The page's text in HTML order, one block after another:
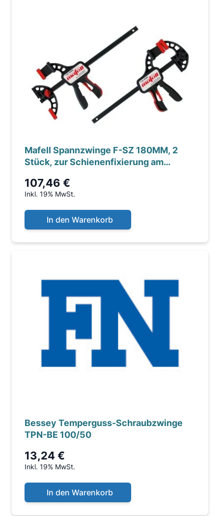
Mafell Spannzwinge F-SZ 180MM, 2
Stück, zur Schienenfixierung am
107,46 €
Inkl. 19% MwSt.
In den Warenkorb
Bessey Temperguss-Schraubzwinge
TPN-BE 100/50
13,24 €
Inkl. 19% MwSt.
In den Warenkorb